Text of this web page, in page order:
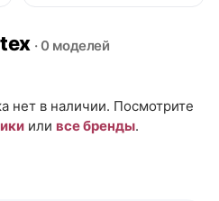
· 0 моделей
нет в наличии. Посмотрите
или все бренды.